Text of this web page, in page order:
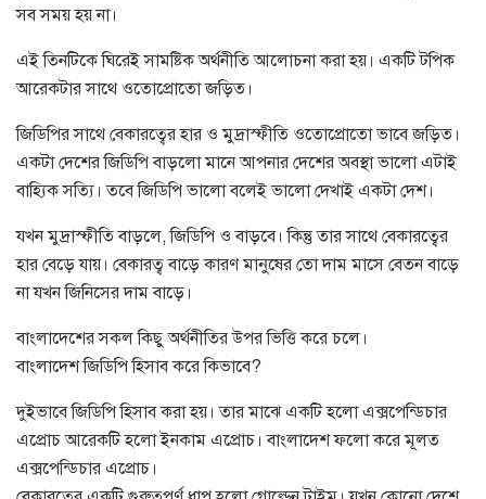
সব সময় হয় না।
এই তিনটিকে ঘিরেই সামষ্টিক অর্থনীতি আলোচনা করা হয়। একটি টপিক
আরেকটার সাথে ওতোপ্রোতো জড়িত।
জিডিপির সাথে বেকারত্বের হার ও মুদ্রাস্ফীতি ওতোপ্রোতো ভাবে জড়িত।
একটা দেশের জিডিপি বাড়লো মানে আপনার দেশের অবস্থা ভালো এটাই
বাহ্যিক সত্যি। তবে জিডিপি ভালো বলেই ভালো দেখাই একটা দেশ।
যখন মুদ্রাস্ফীতি বাড়লে, জিডিপি ও বাড়বে। কিন্তু তার সাথে বেকারত্বের
হার বেড়ে যায়। বেকারত্ব বাড়ে কারণ মানুষের তো দাম মাসে বেতন বাড়ে
না যখন জিনিসের দাম বাড়ে।
বাংলাদেশের সকল কিছু অর্থনীতির উপর ভিত্তি করে চলে।
বাংলাদেশ জিডিপি হিসাব করে কিভাবে?
দুইভাবে জিডিপি হিসাব করা হয়। তার মাঝে একটি হলো এক্সপেন্ডিচার
এপ্রোচ আরেকটি হলো ইনকাম এপ্রোচ। বাংলাদেশ ফলো করে মূলত
এক্সপেন্ডিচার এপ্রোচ।